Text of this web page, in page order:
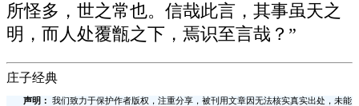
所怪多，世之常也。信哉此言，其事虽天之
明，而人处覆甑之下，焉识至言哉？”
庄子经典
声明：
我们致力于保护作者版权，注重分享，被刊用文章因无法核实真实出处，未能